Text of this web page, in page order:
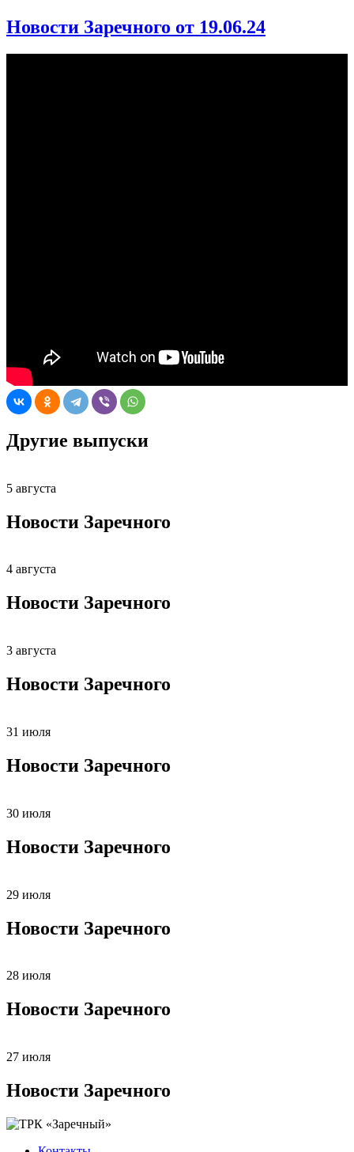
Новости Заречного от 19.06.24
Другие выпуски
5 августа
Новости Заречного
4 августа
Новости Заречного
3 августа
Новости Заречного
31 июля
Новости Заречного
30 июля
Новости Заречного
29 июля
Новости Заречного
28 июля
Новости Заречного
27 июля
Новости Заречного